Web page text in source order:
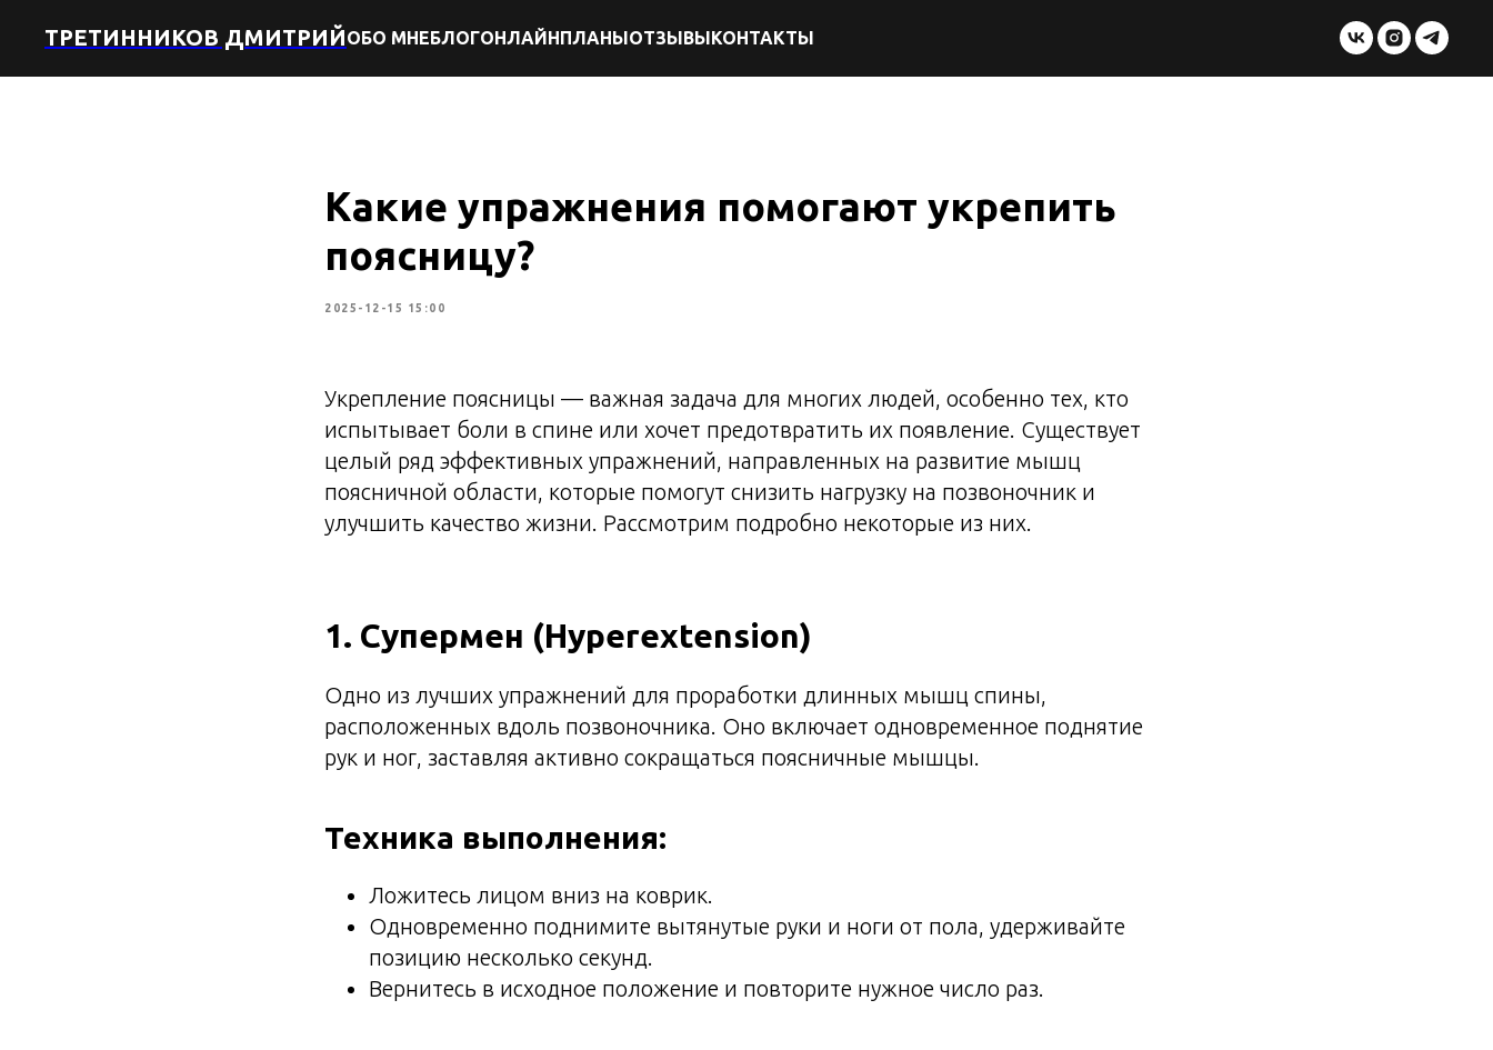
ТРЕТИННИКОВ ДМИТРИЙОБО МНЕБЛОГОНЛАЙНПЛАНЫОТЗЫВЫКОНТАКТЫ
Какие упражнения помогают укрепить
поясницу?
2025-12-15 15:00
Укрепление поясницы — важная задача для многих людей, особенно тех, кто
испытывает боли в спине или хочет предотвратить их появление. Существует
целый ряд эффективных упражнений, направленных на развитие мышц
поясничной области, которые помогут снизить нагрузку на позвоночник и
улучшить качество жизни. Рассмотрим подробно некоторые из них.
1. Супермен (Hyperextension)
Одно из лучших упражнений для проработки длинных мышц спины,
расположенных вдоль позвоночника. Оно включает одновременное поднятие
рук и ног, заставляя активно сокращаться поясничные мышцы.
Техника выполнения:
Ложитесь лицом вниз на коврик.
Одновременно поднимите вытянутые руки и ноги от пола, удерживайте
позицию несколько секунд.
Вернитесь в исходное положение и повторите нужное число раз.